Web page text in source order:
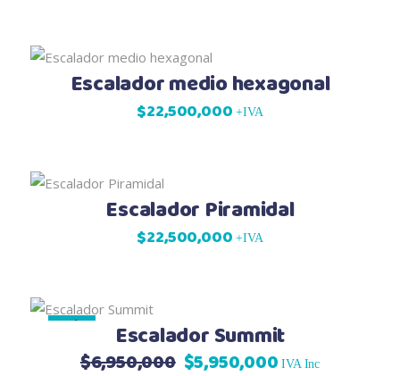
Escalador medio hexagonal
$22,500,000 +IVA
Escalador Piramidal
$22,500,000 +IVA
Sale Escalador Summit
$6,950,000 El
$5,950,000El
IVA Inc